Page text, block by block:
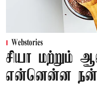
Webstories
சியா மற்றும்
என்னென்ன